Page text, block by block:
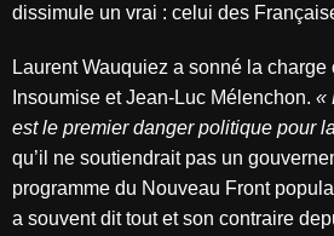
dissimule un vrai : celui des
Laurent Wauquiez a sonné la
Insoumise et Jean-Luc Mélenchon. «
est le premier danger politique pour
qu’il ne soutiendrait pas un
programme du Nouveau Front
a souvent dit tout et son contraire